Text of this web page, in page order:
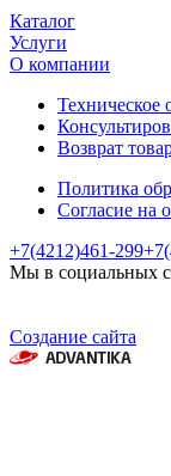
Каталог
Услуги
О компании
Техническое
Возврат
Политика
Согласие на
+7(4212)461-299
Мы в социальных
Создание сайта